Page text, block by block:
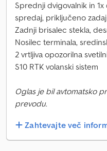
Sprednji dvigovalnik in
spredaj, priključeno zadaj
Zadnji brisalec stekla,
Nosilec terminala,
2 vrtljiva opozorilna
S10 RTK volanski sistem
Oglas je bil avtomatsko
prevodu.
Zahtevajte več